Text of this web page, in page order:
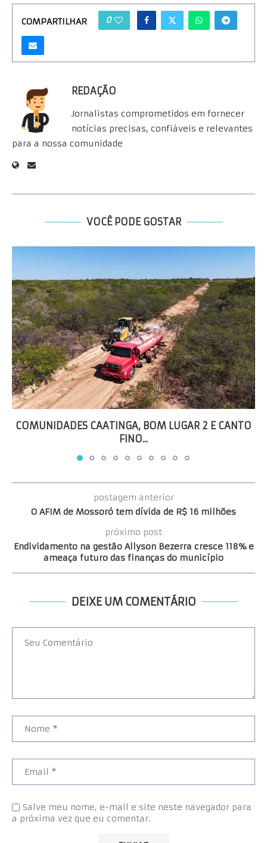
COMPARTILHAR 0
REDAÇÃO
Jornalistas comprometidos em fornecer
notícias precisas, confiáveis e relevantes
para a nossa comunidade
VOCÊ PODE GOSTAR
COMUNIDADES CAATINGA, BOM LUGAR 2 E CANTO
FINO...
postagem anterior
O AFIM de Mossoró tem dívida de R$ 16 milhões
próximo post
Endividamento na gestão Allyson Bezerra cresce 118% e
ameaça futuro das finanças do município
DEIXE UM COMENTÁRIO
Salve meu nome, e-mail e site neste navegador para
a próxima vez que eu comentar.